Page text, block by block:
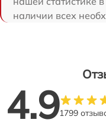
наличии всех
4.91799